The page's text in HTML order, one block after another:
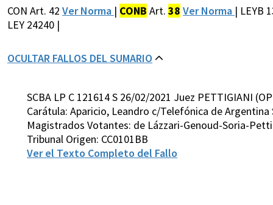
CON Art. 42 Ver Norma | CONB Art. 38 Ver Norma | LEYB
LEY 24240 |
OCULTAR FALLOS DEL SUMARIO
SCBA LP C 121614 S 26/02/2021 Juez PETTIGIANI
Carátula: Aparicio, Leandro c/Telefónica de Argentina
Magistrados Votantes: de Lázzari-Genoud-Soria-
Tribunal Origen: CC0101BB
Ver el Texto Completo del Fallo